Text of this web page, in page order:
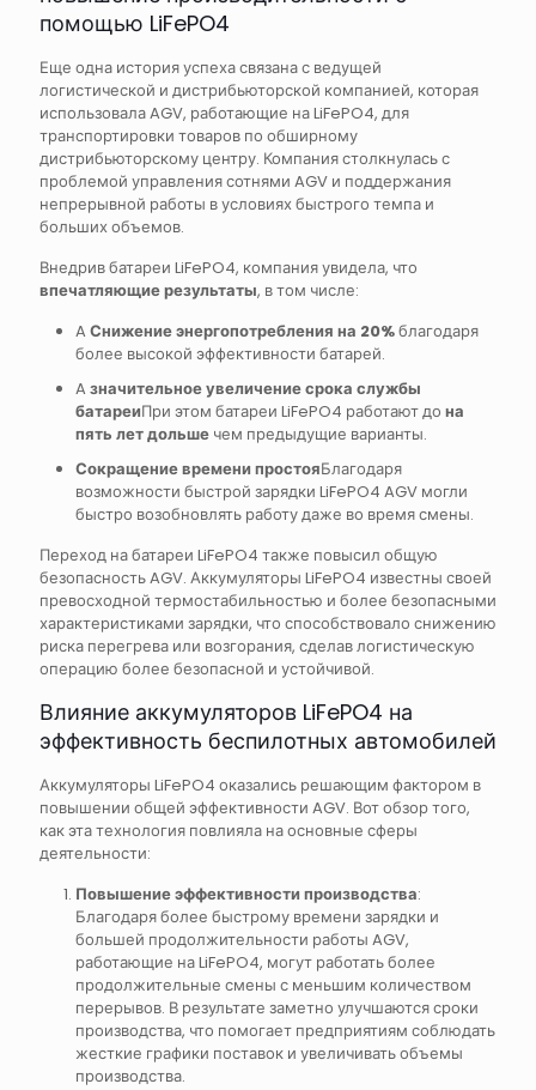
помощью LiFePO4
Еще одна история успеха связана с ведущей
логистической и дистрибьюторской компанией, которая
использовала AGV, работающие на LiFePO4, для
транспортировки товаров по обширному
дистрибьюторскому центру. Компания столкнулась с
проблемой управления сотнями AGV и поддержания
непрерывной работы в условиях быстрого темпа и
больших объемов.
Внедрив батареи LiFePO4, компания увидела, что
впечатляющие результаты, в том числе:
A Снижение энергопотребления на 20%благодаря
более высокой эффективности батарей.
A значительное увеличение срока службы
батареиПри этом батареи LiFePO4 работают до на
пять лет дольше чем предыдущие варианты.
Сокращение времени простояБлагодаря
возможности быстрой зарядки LiFePO4 AGV могли
быстро возобновлять работу даже во время смены.
Переход на батареи LiFePO4 также повысил общую
безопасность AGV. Аккумуляторы LiFePO4 известны своей
превосходной термостабильностью и более безопасными
характеристиками зарядки, что способствовало снижению
риска перегрева или возгорания, сделав логистическую
операцию более безопасной и устойчивой.
Влияние аккумуляторов LiFePO4 на
эффективность беспилотных автомобилей
Аккумуляторы LiFePO4 оказались решающим фактором в
повышении общей эффективности AGV. Вот обзор того,
как эта технология повлияла на основные сферы
деятельности:
Повышение эффективности производства:
Благодаря более быстрому времени зарядки и
большей продолжительности работы AGV,
работающие на LiFePO4, могут работать более
продолжительные смены с меньшим количеством
перерывов. В результате заметно улучшаются сроки
производства, что помогает предприятиям соблюдать
жесткие графики поставок и увеличивать объемы
производства.